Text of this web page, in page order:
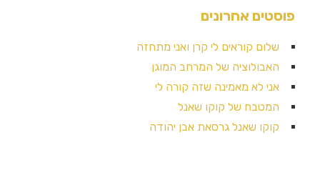
פוסטים אחרונים
שלום קוראים לי קרן ואני מתחזה
האבולוציה של המרחב המוגן
אני לא מאמינה שזה קורה לי
המטבח של קוקו שאנל
קוקו שאנל גרסאת אבן יהודה